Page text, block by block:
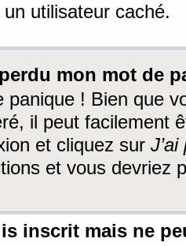
utilisateur caché.
mon mot de
panique ! Bien que
il peut facilement
et cliquez sur
et vous devriez
inscrit mais ne